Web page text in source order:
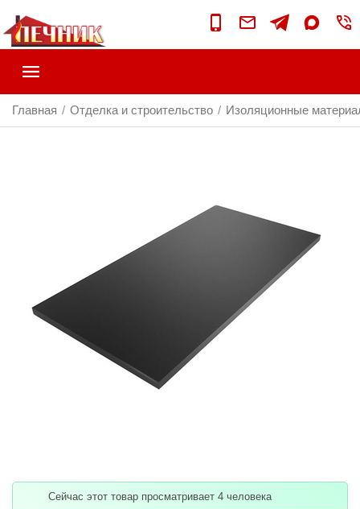
Главная / Отделка и строительство / Изоляционные
Сейчас этот товар просматривает 4 человека